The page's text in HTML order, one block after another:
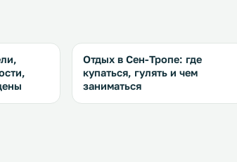
Отдых в Сен-Тропе: где
купаться, гулять и чем
заниматься